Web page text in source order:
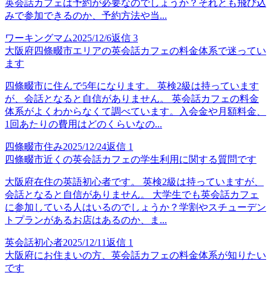
英会話カフェは予約が必要なのでしょうか？それとも飛び込
みで参加できるのか、予約方法や当...
ワーキングマム2025/12/6返信 3
大阪府四條畷市エリアの英会話カフェの料金体系で迷ってい
ます
四條畷市に住んで5年になります。 英検2級は持っています
が、会話となると自信がありません。 英会話カフェの料金
体系がよくわからなくて調べています。入会金や月額料金、
1回あたりの費用はどのくらいなの...
四條畷市住み2025/12/24返信 1
四條畷市近くの英会話カフェの学生利用に関する質問です
大阪府在住の英語初心者です。 英検2級は持っていますが、
会話となると自信がありません。 大学生でも英会話カフェ
に参加している人はいるのでしょうか？学割やスチューデン
トプランがあるお店はあるのか、ま...
英会話初心者2025/12/11返信 1
大阪府にお住まいの方、英会話カフェの料金体系が知りたい
です